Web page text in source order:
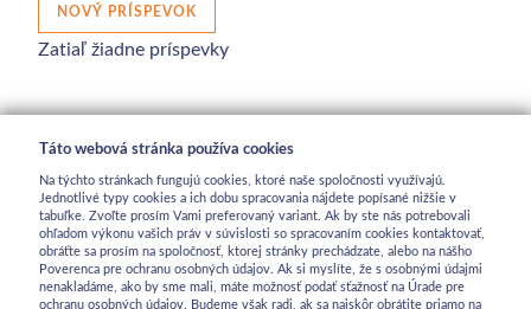
NOVÝ PRÍSPEVOK
Zatiaľ žiadne príspevky
Táto webová stránka používa cookies
Na týchto stránkach fungujú cookies, ktoré naše spoločnosti využívajú.
Jednotlivé typy cookies a ich dobu spracovania nájdete popísané nižšie v
tabuľke. Zvoľte prosím Vami preferovaný variant. Ak by ste nás potrebovali
ohľadom výkonu vašich práv v súvislosti so spracovaním cookies kontaktovať,
obráťte sa prosím na spoločnosť, ktorej stránky prechádzate, alebo na nášho
Poverenca pre ochranu osobných údajov. Ak si myslíte, že s osobnými údajmi
nenakladáme, ako by sme mali, máte možnosť podať sťažnosť na Úrade pre
ochranu osobných údajov. Budeme však radi, ak sa najskôr obrátite priamo na